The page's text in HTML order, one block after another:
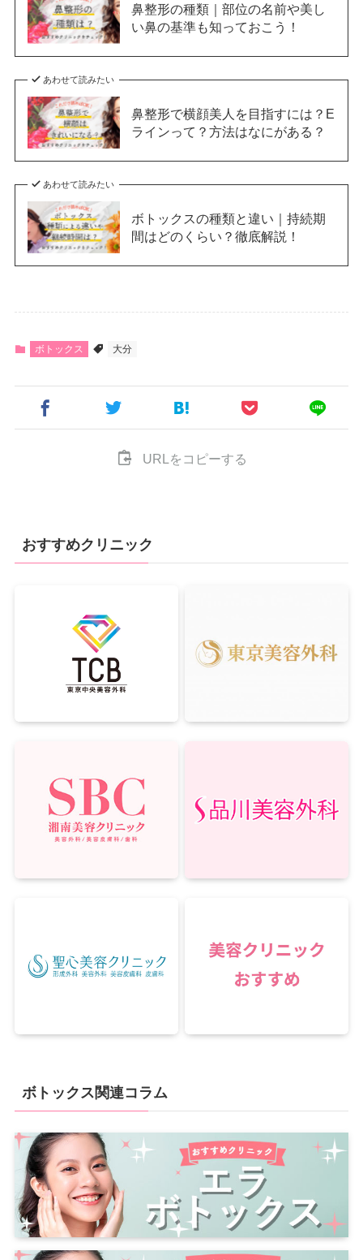
鼻整形の種類｜部位の名前や美し
い鼻の基準も知っておこう！
あわせて読みたい
鼻整形で横顔美人を目指すには？E
ラインって？方法はなにがある？
あわせて読みたい
ボトックスの種類と違い｜持続期
間はどのくらい？徹底解説！
ボトックス 大分
URLをコピーする
おすすめクリニック
ボトックス関連コラム